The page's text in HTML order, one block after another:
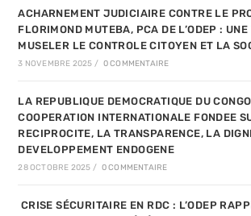
ACHARNEMENT JUDICIAIRE CONTRE LE
FLORIMOND MUTEBA, PCA DE L’ODEP :
MUSELER LE CONTROLE CITOYEN ET LA
3 NOVEMBRE 2025 / 0 COMMENTAIRE
LA REPUBLIQUE DEMOCRATIQUE DU
COOPERATION INTERNATIONALE FONDEE
RECIPROCITE, LA TRANSPARENCE, LA
DEVELOPPEMENT ENDOGENE
28 OCTOBRE 2025 / 0 COMMENTAIRE
CRISE SÉCURITAIRE EN RDC : L’ODEP